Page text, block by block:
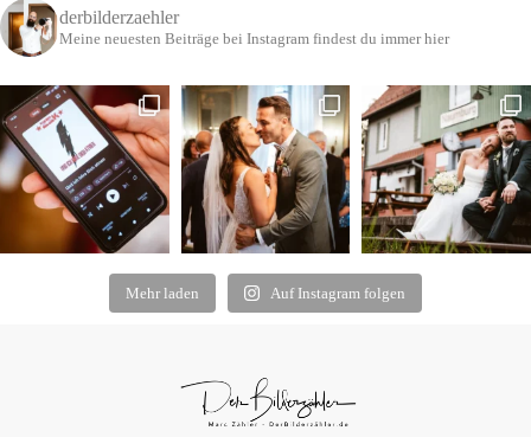
derbilderzaehler
Meine neuesten Beiträge bei Instagram findest du immer hier
Mehr laden Auf Instagram folgen